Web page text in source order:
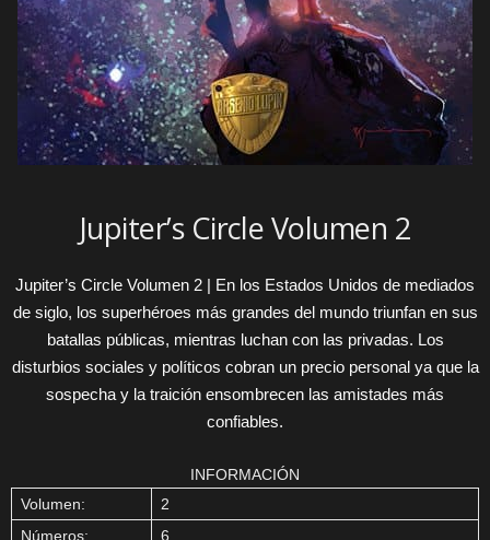
Jupiter’s Circle Volumen 2
Jupiter’s Circle Volumen 2 | En los Estados Unidos de mediados
de siglo, los superhéroes más grandes del mundo triunfan en sus
batallas públicas, mientras luchan con las privadas. Los
disturbios sociales y políticos cobran un precio personal ya que la
sospecha y la traición ensombrecen las amistades más
confiables.
INFORMACIÓN
Volumen:
2
Números:
6